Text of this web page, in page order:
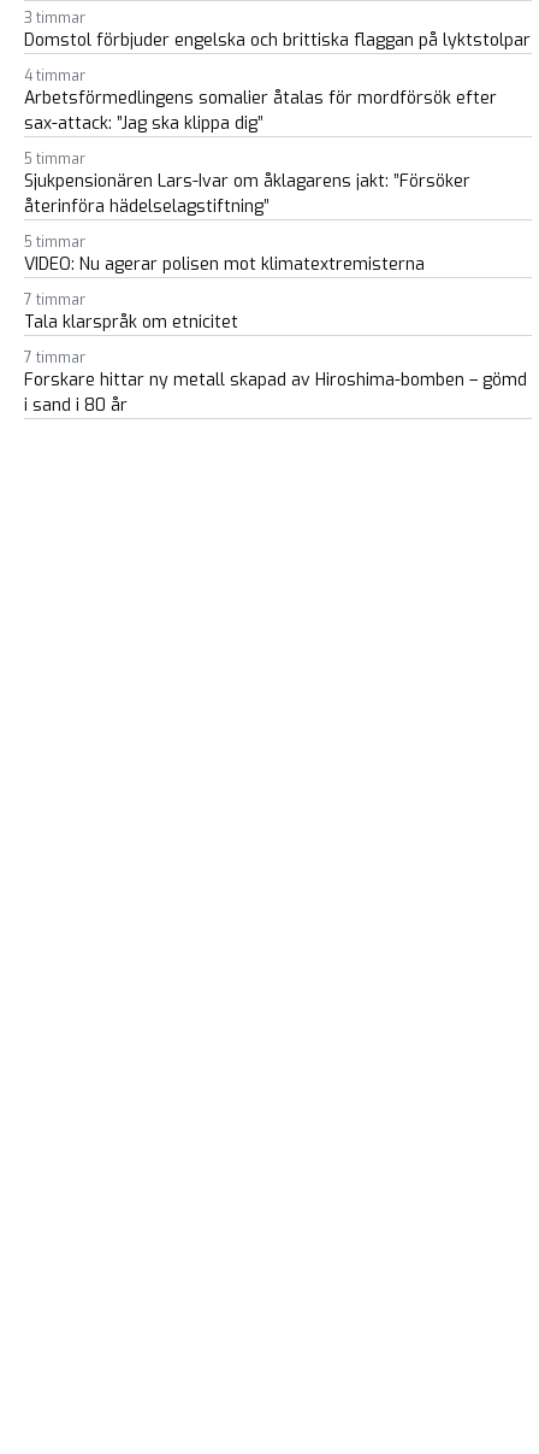
3 timmar
Domstol förbjuder engelska och brittiska flaggan på lyktstolpar
4 timmar
Arbetsförmedlingens somalier åtalas för mordförsök efter
sax-attack: ”Jag ska klippa dig”
5 timmar
Sjukpensionären Lars-Ivar om åklagarens jakt: ”Försöker
återinföra hädelselagstiftning”
5 timmar
VIDEO: Nu agerar polisen mot klimatextremisterna
7 timmar
Tala klarspråk om etnicitet
7 timmar
Forskare hittar ny metall skapad av Hiroshima-bomben – gömd
i sand i 80 år